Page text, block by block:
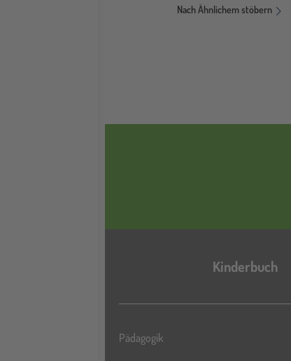
Nach Ähnlichem stöbern
Kinderbuch
Pädagogik